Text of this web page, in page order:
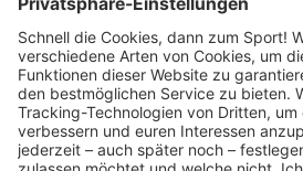
Kontakt
Kontakt
aufnehmen
Datenschutz
Datenschutzeinstellungen
Impressum